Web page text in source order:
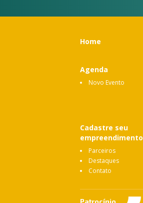
Home
Agenda
Novo Evento
Cadastre seu
empreendimento
Parceiros
Destaques
Contato
Patrocínio